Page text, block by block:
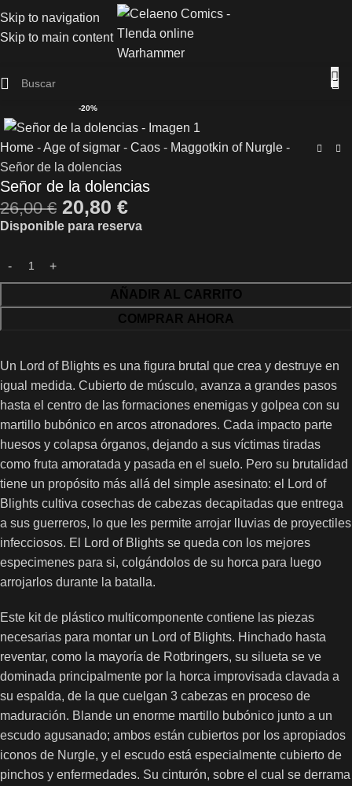
Skip to navigation
Skip to main content
-20%
Home -Age of sigmar - Caos - Maggotkin of Nurgle -
Señor de la dolencias
Señor de la dolencias
26,00€ 20,80 €
Disponible para reserva
AÑADIR AL CARRITO
COMPRAR AHORA
Un Lord of Blights es una figura brutal que crea y destruye en
igual medida. Cubierto de músculo, avanza a grandes pasos
hasta el centro de las formaciones enemigas y golpea con su
martillo bubónico en arcos atronadores. Cada impacto parte
huesos y colapsa órganos, dejando a sus víctimas tiradas
como fruta amoratada y pasada en el suelo. Pero su brutalidad
tiene un propósito más allá del simple asesinato: el Lord of
Blights cultiva cosechas de cabezas decapitadas que entrega
a sus guerreros, lo que les permite arrojar lluvias de proyectiles
infecciosos. El Lord of Blights se queda con los mejores
especimenes para si, colgándolos de su horca para luego
arrojarlos durante la batalla.
Este kit de plástico multicomponente contiene las piezas
necesarias para montar un Lord of Blights. Hinchado hasta
reventar, como la mayoría de Rotbringers, su silueta se ve
dominada principalmente por la horca improvisada clavada a
su espalda, de la que cuelgan 3 cabezas en proceso de
maduración. Blande un enorme martillo bubónico junto a un
escudo agusanado; ambos están cubiertos por los apropiados
iconos de Nurgle, y el escudo está especialmente cubierto de
pinchos y enfermedades. Su cinturón, sobre el cual se derrama